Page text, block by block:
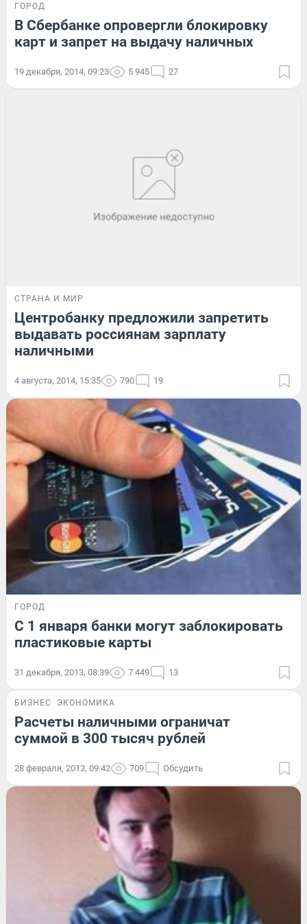
ГОРОД
В Сбербанке опровергли блокировку
карт и запрет на выдачу наличных
19 декабря, 2014, 09:23 5 945 27
СТРАНА И МИР
Центробанку предложили запретить
выдавать россиянам зарплату
наличными
4 августа, 2014, 15:35 790 19
ГОРОД
С 1 января банки могут заблокировать
пластиковые карты
31 декабря, 2013, 08:39 7 449 13
БИЗНЕС ЭКОНОМИКА
Расчеты наличными ограничат
суммой в 300 тысяч рублей
28 февраля, 2013, 09:42 709 Обсудить